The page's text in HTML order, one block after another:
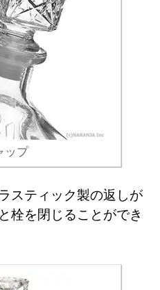
ップ
スティック製の返しが
栓を閉じることができ